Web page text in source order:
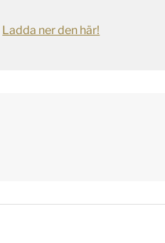
Ladda ner den här!